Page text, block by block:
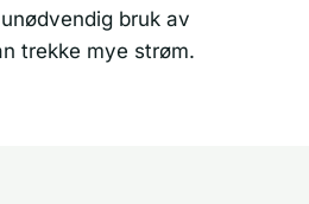
bruk av
trekke mye strøm.